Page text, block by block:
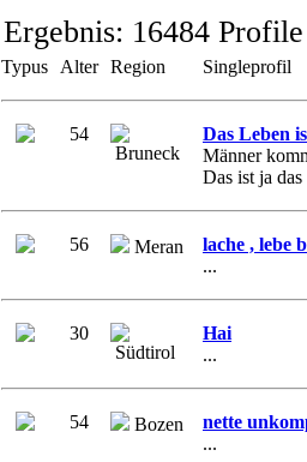
Ergebnis: 16484 Profile
Typus Alter Region Singleprofil
54
Bruneck
Das Leben
Männer
Das ist ja
56 Meran
lache , lebe
...
30
Südtirol
Hai
...
54 Bozen
nette
...